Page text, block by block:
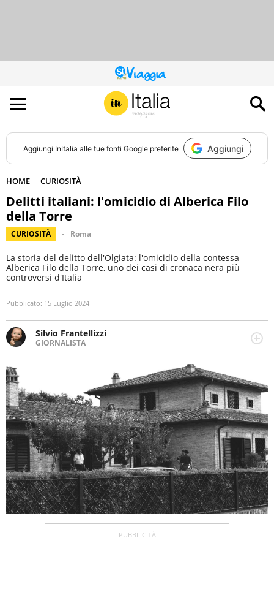
QUESTO
SITO
CONTRIBUISCE
ALL’AUDIENCE
DI
Aggiungi InItalia alle tue fonti Google preferite Aggiungi
HOME CURIOSITÀ
Delitti italiani: l'omicidio di Alberica Filo
della Torre
CURIOSITÀ Roma
La storia del delitto dell'Olgiata: l'omicidio della contessa
Alberica Filo della Torre, uno dei casi di cronaca nera più
controversi d'Italia
Pubblicato: 15 Luglio 2024
Silvio Frantellizzi
GIORNALISTA
Giornalista pubblicista. Da oltre dieci anni si occupa di
informazione sul web, scrivendo di sport, attualità,
cronaca, motori, spettacolo e videogame.